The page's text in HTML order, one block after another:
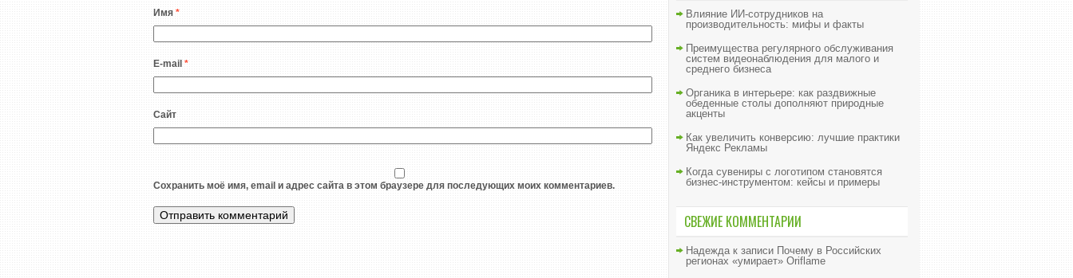
Имя *
E-mail *
Сайт
Сохранить моё имя, email и адрес сайта в этом браузере для последующих моих комментариев.
Влияние ИИ‑сотрудников на
производительность: мифы и факты
Преимущества регулярного обслуживания
систем видеонаблюдения для малого и
среднего бизнеса
Органика в интерьере: как раздвижные
обеденные столы дополняют природные
акценты
Как увеличить конверсию: лучшие практики
Яндекс Рекламы
Когда сувениры с логотипом становятся
бизнес-инструментом: кейсы и примеры
СВЕЖИЕ КОММЕНТАРИИ
Надеждак записи Почему в Российских
регионах «умирает» Oriflame